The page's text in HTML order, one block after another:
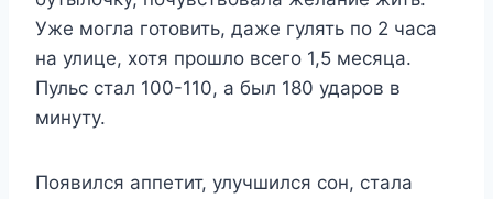
Уже могла готовить, даже гулять по 2 часа
на улице, хотя прошло всего 1,5 месяца.
Пульс стал 100-110, а был 180 ударов в
минуту.
Появился аппетит, улучшился сон, стала